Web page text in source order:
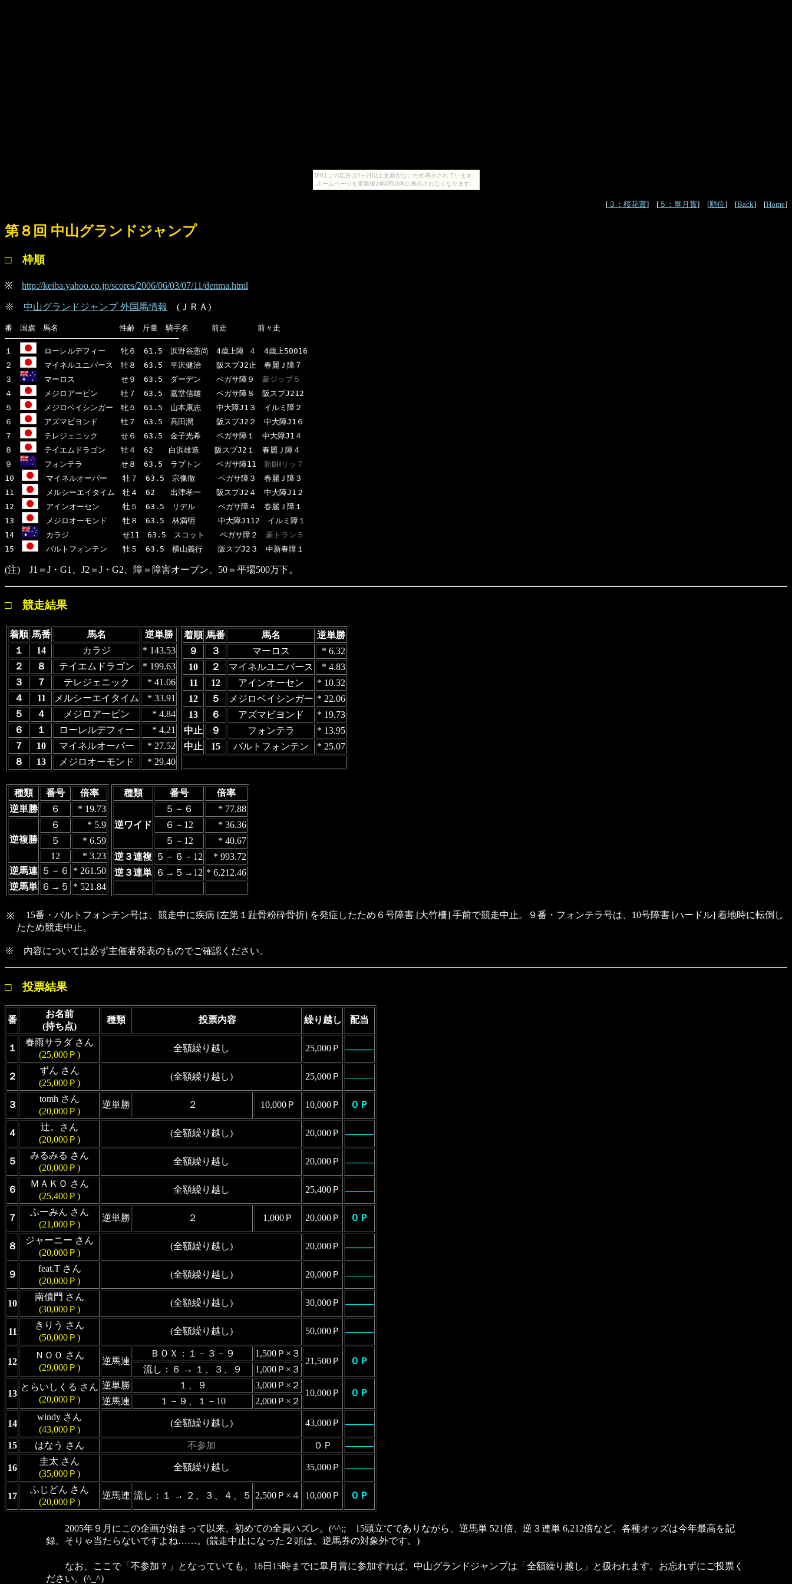
[PR] この広告は3ヶ月以上更新がないため表示されています。
ホームページを更新後24時間以内に表示されなくなります。
[ ３：桜花賞] [ ５：皐月賞] [順位] [Back] [Home]
第８回 中山グランドジャンプ
□ 枠順
※ http://keiba.yahoo.co.jp/scores/2006/06/03/07/11/denma.html
※ 中山グランドジャンプ 外国馬情報 (ＪＲＡ)
番　国旗　馬名　　　　　　　　性齢　斤量　騎手名　　　前走　　　　前々走
―――――――――――――――――――――――――――――――――――――
１
ローレルデフィー　　牝６　61.5　浜野谷憲尚　4歳上障 ４　4歳上50016
２
マイネルユニバース　牡８　63.5　平沢健治　　阪スプJ2止　春麗Ｊ障７
３
マーロス　　　　　　せ９　63.5　ダーデン　　ペガサ障９ 豪ジップ５
４
メジロアービン　　　牡７　63.5　嘉堂信雄　　ペガサ障８　阪スプJ212
５
メジロベイシンガー　牝５　61.5　山本康志　　中大障J1３　イルミ障２
６
アズマビヨンド　　　牡７　63.5　高田潤　　　阪スプJ2２　中大障J1６
７
テレジェニック　　　せ６　63.5　金子光希　　ペガサ障１　中大障J1４
８
テイエムドラゴン　　牡４　62　　白浜雄造　　阪スプJ2１　春麗Ｊ障４
９
フォンテラ　　　　　せ８　63.5　ラプトン　　ペガサ障11 新BHリッ７
10
マイネルオーパー　　牡７　63.5　宗像徹　　　ペガサ障３　春麗Ｊ障３
11
メルシーエイタイム　牡４　62　　出津孝一　　阪スプJ2４　中大障J1２
12
アインオーセン　　　牡５　63.5　リデル　　　ペガサ障４　春麗Ｊ障１
13
メジロオーモンド　　牡８　63.5　林満明　　　中大障J112　イルミ障１
14
カラジ　　　　　　　せ11　63.5　スコット　　ペガサ障２ 豪トラン５
15
バルトフォンテン　　牡５　63.5　横山義行　　阪スプJ2３　中新春障１
(注) J1＝J・G1、J2＝J・G2、障＝障害オープン、50＝平場500万下。
□ 競走結果
着順 馬番 馬名
逆単勝
１
14 カラジ
* 143.53
２
８ テイエムドラゴン
* 199.63
３
７ テレジェニック
* 41.06
４
11 メルシーエイタイム
* 33.91
５
４ メジロアービン
* 4.84
６
１ ローレルデフィー
* 4.21
７
10 マイネルオーパー
* 27.52
８
13 メジロオーモンド * 29.40
着順 馬番 馬名
逆単勝
９
３ マーロス
* 6.32
10
２ マイネルユニバース
* 4.83
11
12 アインオーセン
* 10.32
12
５ メジロベイシンガー * 22.06
13
６ アズマビヨンド
* 19.73
中止
９ フォンテラ
* 13.95
中止
15 バルトフォンテン * 25.07
種類 番号
倍率
逆単勝
６ * 19.73
逆複勝
６
* 5.9
５
* 6.59
12
* 3.23
逆馬連 ５－６
* 261.50
逆馬単 ６→５ * 521.84
種類 番号 倍率
逆ワイド
５－６
* 77.88
６－12
* 36.36
５－12
* 40.67
逆３連複 ５－６－12
* 993.72
逆３連単 ６→５→12 * 6,212.46
※
15番・バルトフォンテン号は、競走中に疾病 [左第１趾骨粉砕骨折] を発症したため６号障害 [大竹柵] 手前で競走中止。９番・フォンテラ号は、10号障害 [ハードル] 着地時に転倒し
たため競走中止。
※ 内容については必ず主催者発表のものでご確認ください。
□ 投票結果
番
お名前
(持ち点)
種類 投票内容 繰り越し 配当
１
春雨サラダ さん
(25,000Ｐ)
全額繰り越し 25,000Ｐ ―――
２
ずん さん
(25,000Ｐ)
(全額繰り越し) 25,000Ｐ ―――
３
tomh さん
(20,000Ｐ)
逆単勝 ２ 10,000Ｐ 10,000Ｐ ０Ｐ
４
辻。さん
(20,000Ｐ)
(全額繰り越し) 20,000Ｐ ―――
５
みるみる さん
(20,000Ｐ)
全額繰り越し 20,000Ｐ ―――
６
ＭＡＫＯ さん
(25,400Ｐ)
全額繰り越し 25,400Ｐ ―――
７
ふーみん さん
(21,000Ｐ)
逆単勝 ２ 1,000Ｐ 20,000Ｐ ０Ｐ
８
ジャーニー さん
(20,000Ｐ)
(全額繰り越し) 20,000Ｐ ―――
９
feat.T さん
(20,000Ｐ)
(全額繰り越し) 20,000Ｐ ―――
10
南債門 さん
(30,000Ｐ)
(全額繰り越し) 30,000Ｐ ―――
11
きりう さん
(50,000Ｐ)
(全額繰り越し) 50,000Ｐ ―――
12
ＮＯＯ さん
(29,000Ｐ)
逆馬連
ＢＯＸ：１－３－９ 1,500Ｐ×３
21,500Ｐ
０Ｐ
流し：６ → １、３、９
1,000Ｐ×３
13
とらいしくる さん
(20,000Ｐ)
逆単勝 １、９ 3,000Ｐ×２
10,000Ｐ
０Ｐ
逆馬連
１－９、１－10 2,000Ｐ×２
14
windy さん
(43,000Ｐ)
(全額繰り越し) 43,000Ｐ ―――
15 はなう さん 不参加 ０Ｐ ―――
16
圭太 さん
(35,000Ｐ)
全額繰り越し 35,000Ｐ ―――
17
ふじどん さん
(20,000Ｐ)
逆馬連 流し：１ → ２、３、４、５ 2,500Ｐ×４ 10,000Ｐ ０Ｐ
2005年９月にこの企画が始まって以来、初めての全員ハズレ。(^^;; 15頭立てでありながら、逆馬単 521倍、逆３連単 6,212倍など、各種オッズは今年最高を記
録。そりゃ当たらないですよね……。(競走中止になった２頭は、逆馬券の対象外です。)
なお、ここで「不参加？」となっていても、16日15時までに皐月賞に参加すれば、中山グランドジャンプは「全額繰り越し」と扱われます。お忘れずにご投票く
ださい。(^_^)